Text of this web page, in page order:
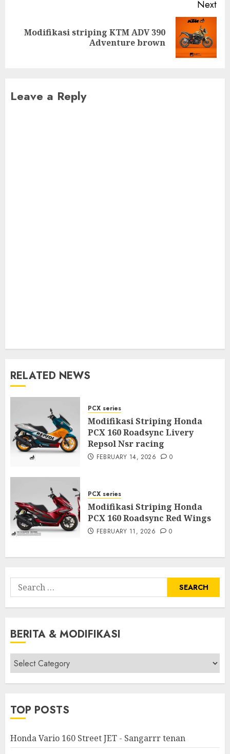
Next
Next
Modifikasi striping KTM ADV 390
Adventure brown
Leave a Reply
RELATED NEWS
PCX series
Modifikasi Striping Honda
PCX 160 Roadsync Livery
Repsol Nsr racing
FEBRUARY 14, 2026 0
PCX series
Modifikasi Striping Honda
PCX 160 Roadsync Red Wings
FEBRUARY 11, 2026 0
Search
for:
BERITA & MODIFIKASI
Berita
&
Modifikasi
TOP POSTS
Honda Vario 160 Street JET - Sangarrr tenan